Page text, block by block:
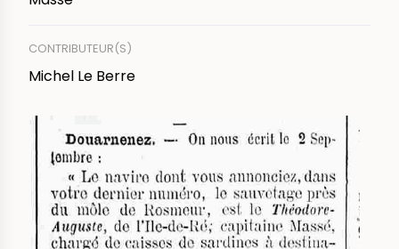
CONTRIBUTEUR(S)
Michel Le Berre